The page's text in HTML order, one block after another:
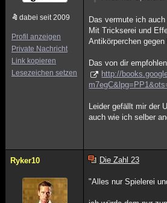
dabei seit 2009
Profil anzeigen
Private Nachricht
Link kopieren
Lesezeichen setzen
Das vermute ich
Mit Trickserei und
Antikörperchen
Das von dir
http://
Leider gefällt mir der
auch wie ich selber
Ryker10 Die Zahl 23
"Alles nur Spielerei